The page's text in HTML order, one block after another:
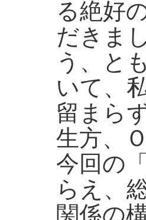
る絶好
だきま
う、と
いて、
留まら
生方、
今回の
らえ、
関係の